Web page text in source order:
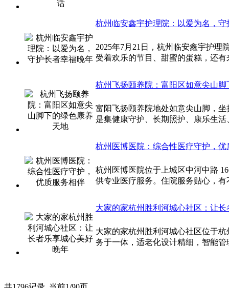
杭州临安鑫宇护理院：以爱为名，
2025年7月21日，杭州临安鑫宇护
受着欢乐的节目、甜蜜的蛋糕，还
杭州飞扬颐养院：富阳区如意尖山
富阳飞扬颐养院地处如意尖山脚，
是集健康守护、长期照护、康乐生
杭州医博医院：综合性医疗守护，优
杭州医博医院位于上城区中河中路
供专业医疗服务。住院服务贴心，
大家的家杭州胜利河城心社区：让
大家的家杭州胜利河城心社区位于
务于一体，适老化设计精细，智能